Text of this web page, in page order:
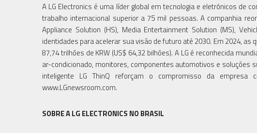
A LG Electronics é uma líder global em tecnologia e eletrônicos de
trabalho internacional superior a 75 mil pessoas. A companhia
Appliance Solution (HS), Media Entertainment Solution (MS),
identidades para acelerar sua visão de futuro até 2030. Em 2024,
87,74 trilhões de KRW (US$ 64,32 bilhões). A LG é reconhecida
ar-condicionado, monitores, componentes automotivos e soluções
inteligente LG ThinQ reforçam o compromisso da empresa
www.LGnewsroom.com.
SOBRE A LG ELECTRONICS NO BRASIL